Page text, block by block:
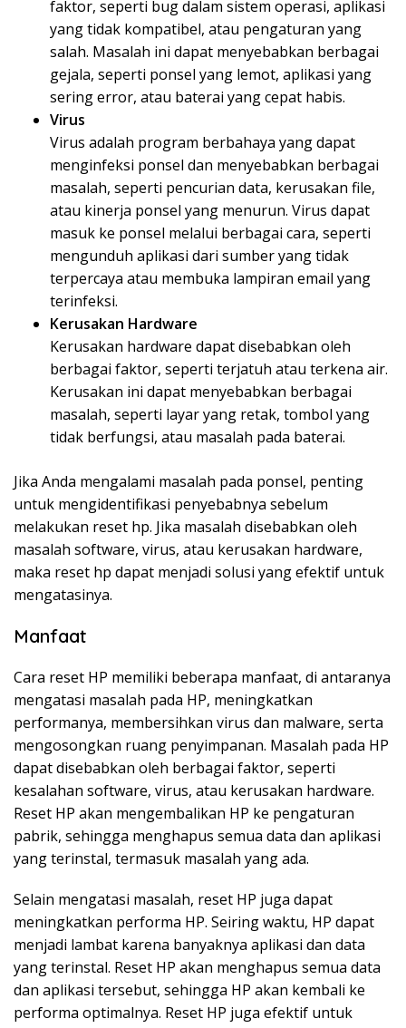
faktor, seperti bug dalam sistem operasi, aplikasi
yang tidak kompatibel, atau pengaturan yang
salah. Masalah ini dapat menyebabkan berbagai
gejala, seperti ponsel yang lemot, aplikasi yang
sering error, atau baterai yang cepat habis.
Virus
Virus adalah program berbahaya yang dapat
menginfeksi ponsel dan menyebabkan berbagai
masalah, seperti pencurian data, kerusakan file,
atau kinerja ponsel yang menurun. Virus dapat
masuk ke ponsel melalui berbagai cara, seperti
mengunduh aplikasi dari sumber yang tidak
terpercaya atau membuka lampiran email yang
terinfeksi.
Kerusakan Hardware
Kerusakan hardware dapat disebabkan oleh
berbagai faktor, seperti terjatuh atau terkena air.
Kerusakan ini dapat menyebabkan berbagai
masalah, seperti layar yang retak, tombol yang
tidak berfungsi, atau masalah pada baterai.
Jika Anda mengalami masalah pada ponsel, penting
untuk mengidentifikasi penyebabnya sebelum
melakukan reset hp. Jika masalah disebabkan oleh
masalah software, virus, atau kerusakan hardware,
maka reset hp dapat menjadi solusi yang efektif untuk
mengatasinya.
Manfaat
Cara reset HP memiliki beberapa manfaat, di antaranya
mengatasi masalah pada HP, meningkatkan
performanya, membersihkan virus dan malware, serta
mengosongkan ruang penyimpanan. Masalah pada HP
dapat disebabkan oleh berbagai faktor, seperti
kesalahan software, virus, atau kerusakan hardware.
Reset HP akan mengembalikan HP ke pengaturan
pabrik, sehingga menghapus semua data dan aplikasi
yang terinstal, termasuk masalah yang ada.
Selain mengatasi masalah, reset HP juga dapat
meningkatkan performa HP. Seiring waktu, HP dapat
menjadi lambat karena banyaknya aplikasi dan data
yang terinstal. Reset HP akan menghapus semua data
dan aplikasi tersebut, sehingga HP akan kembali ke
performa optimalnya. Reset HP juga efektif untuk